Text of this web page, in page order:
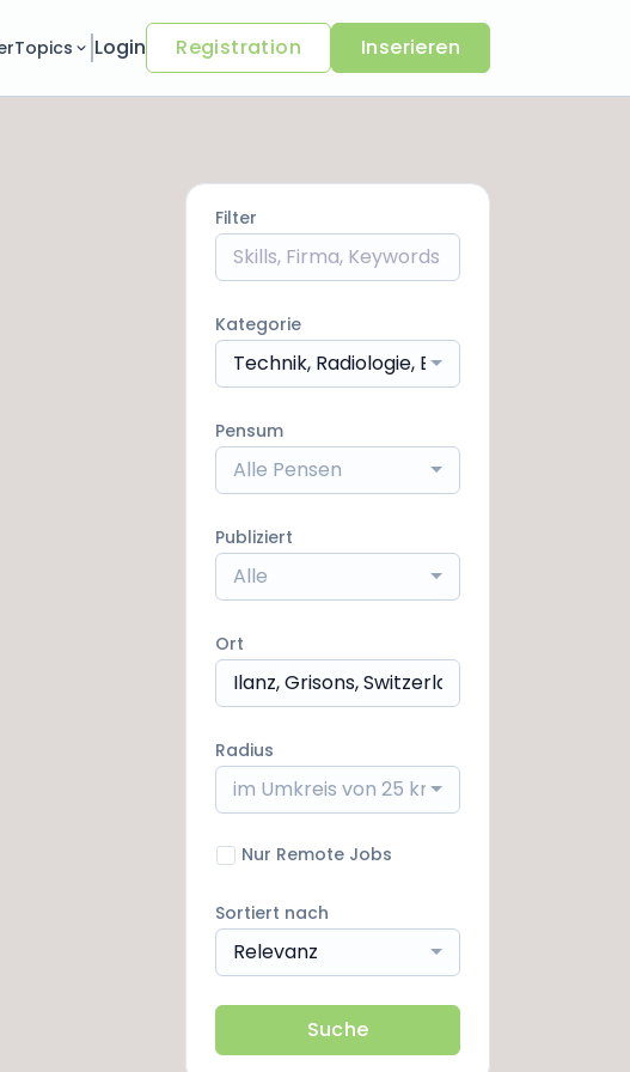
Topics Login Registration Inserieren
Filter
Kategorie
Technik, Radiologie, Betrieb, Logistik
Pensum
Alle Pensen
Publiziert
Alle
Ort
Radius
im Umkreis von 25 km
Nur Remote Jobs
Sortiert nach
Relevanz
Suche